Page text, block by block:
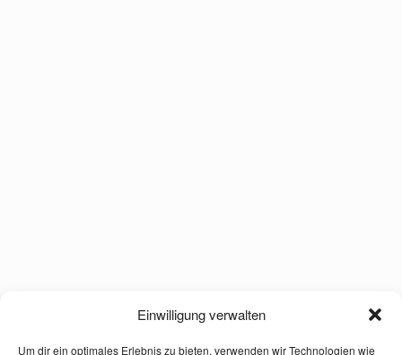
Einwilligung verwalten
Um dir ein optimales Erlebnis zu bieten, verwenden wir Technologien wie